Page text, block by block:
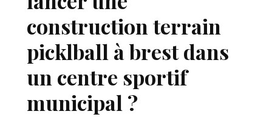
construction terrain
picklball à brest dans
un centre sportif
municipal ?